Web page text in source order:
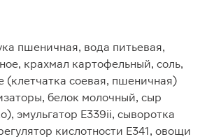
пшеничная, вода питьевая,
крахмал картофельный, соль,
(клетчатка соевая, пшеничная)
белок молочный, сыр
эмульгатор Е339ii, сыворотка
кислотности Е341, овощи